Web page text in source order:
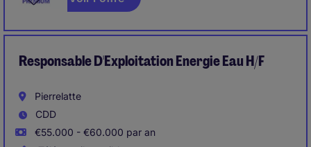
garantir la mise à disposition des équipements dans
et d'amélioration continue.
Responsable D'Exploitation Energie Eau H/F
Pierrelatte
CDD
€55.000 - €60.000 par an